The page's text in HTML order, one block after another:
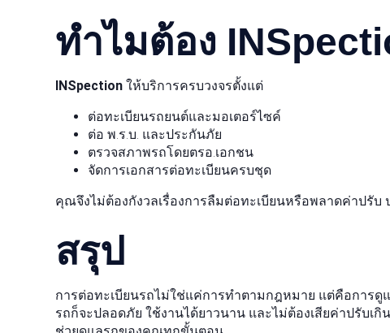
ทำไมต้อง
INSpectionให้บริการครบวงจรตั้งแต่
ต่อทะเบียนรถยนต์และมอเตอร์ไซค์
ต่อ พ.ร.บ. และประกันภัย
ตรวจสภาพรถโดยตรอ.เอกชน
จัดการเอกสารต่อทะเบียนครบชุด
คุณจึงไม่ต้องกังวลเรื่องการลืมต่อทะเบียนหรือพลาดค่าปรับ
สรุป
การต่อทะเบียนรถไม่ใช่แค่การทำตามกฎหมาย แต่คือการ
รถก็จะปลอดภัย ใช้งานได้ยาวนาน และไม่ต้องเสียค่าปรับเกิ